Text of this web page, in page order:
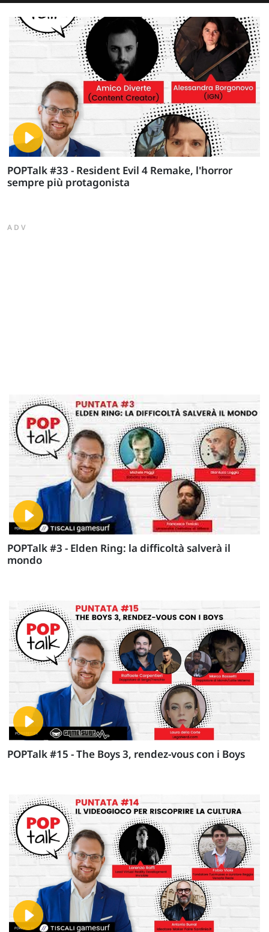
POPTalk #33 - Resident Evil 4 Remake, l'horror
sempre più protagonista
ADV
POPTalk #3 - Elden Ring: la difficoltà salverà il
mondo
POPTalk #15 - The Boys 3, rendez-vous con i Boys